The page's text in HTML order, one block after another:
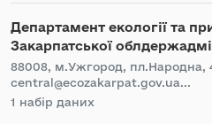
Департамент екології та
Закарпатської
88008, м.Ужгород, пл.Народна,
central@ecozakarpat.gov.ua...
1 набір даних